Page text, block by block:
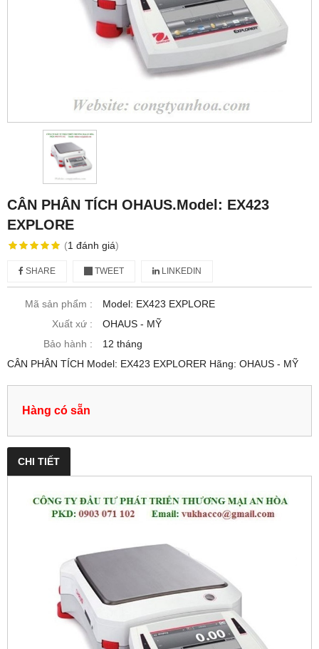
CÂN PHÂN TÍCH OHAUS.Model: EX423
EXPLORE
(1 đánh giá)
SHARE TWEET LINKEDIN
Mã sản phẩm :
Model: EX423 EXPLORE
Xuất xứ :
OHAUS - MỸ
Bảo hành :
12 tháng
CÂN PHÂN TÍCH Model: EX423 EXPLORER Hãng: OHAUS - MỸ
Hàng có sẵn
CHI TIẾT